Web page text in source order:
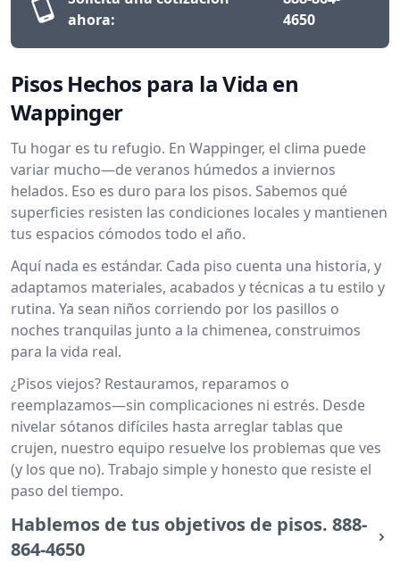
ahora:
4650
Pisos Hechos para la Vida en
Wappinger
Tu hogar es tu refugio. En Wappinger, el clima puede
variar mucho—de veranos húmedos a inviernos
helados. Eso es duro para los pisos. Sabemos qué
superficies resisten las condiciones locales y mantienen
tus espacios cómodos todo el año.
Aquí nada es estándar. Cada piso cuenta una historia, y
adaptamos materiales, acabados y técnicas a tu estilo y
rutina. Ya sean niños corriendo por los pasillos o
noches tranquilas junto a la chimenea, construimos
para la vida real.
¿Pisos viejos? Restauramos, reparamos o
reemplazamos—sin complicaciones ni estrés. Desde
nivelar sótanos difíciles hasta arreglar tablas que
crujen, nuestro equipo resuelve los problemas que ves
(y los que no). Trabajo simple y honesto que resiste el
paso del tiempo.
Hablemos de tus objetivos de pisos. 888-
864-4650